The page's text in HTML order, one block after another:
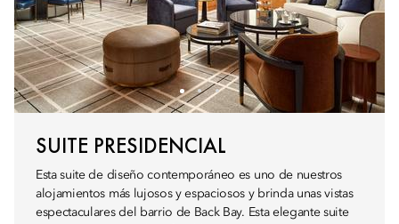
SUITE PRESIDENCIAL
Esta suite de diseño contemporáneo es uno de nuestros
alojamientos más lujosos y espaciosos y brinda unas vistas
espectaculares del barrio de Back Bay. Esta elegante suite